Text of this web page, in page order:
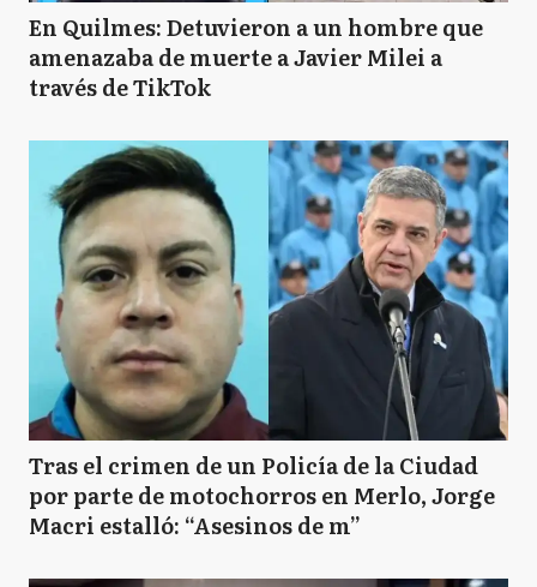
En Quilmes: Detuvieron a un hombre que
amenazaba de muerte a Javier Milei a
través de TikTok
Tras el crimen de un Policía de la Ciudad
por parte de motochorros en Merlo, Jorge
Macri estalló: “Asesinos de m”